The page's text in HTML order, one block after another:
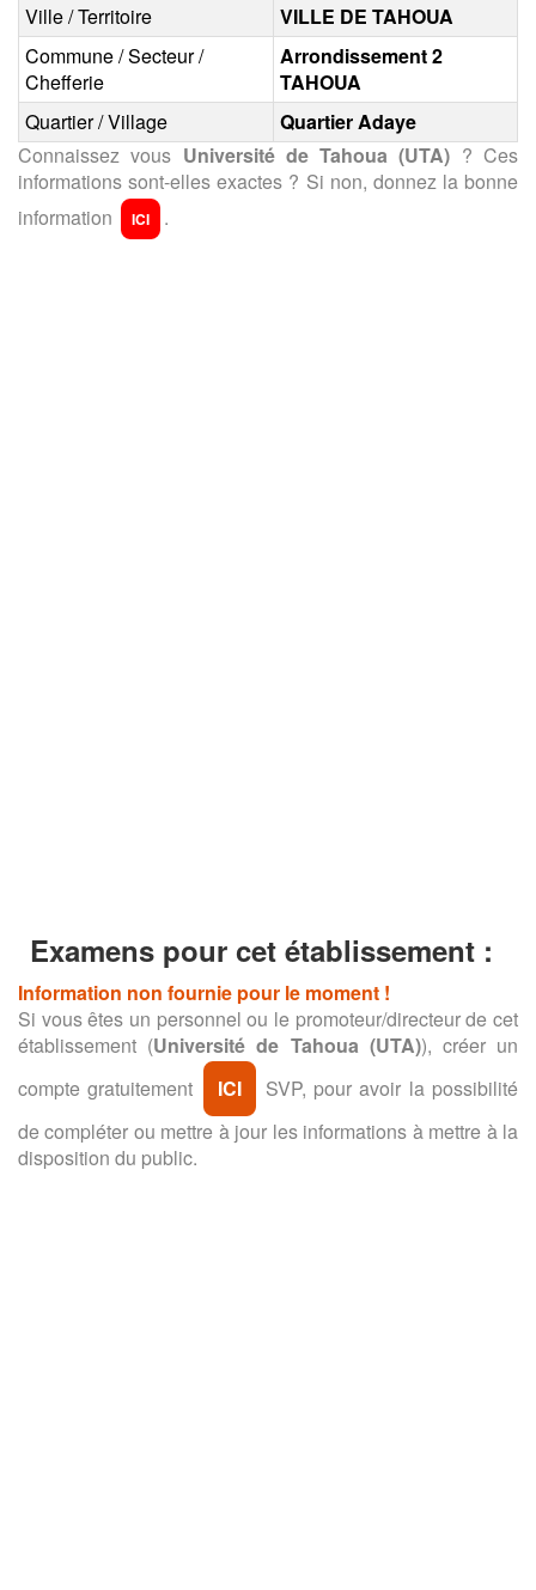
Ville / Territoire
VILLE DE TAHOUA
Commune / Secteur /
Chefferie
Arrondissement 2
TAHOUA
Quartier / Village
Quartier Adaye
Connaissez vous Université de Tahoua (UTA) ? Ces
informations sont-elles exactes ? Si non, donnez la bonne
information
ICI .
Examens pour cet établissement :
Information non fournie pour le moment !
Si vous êtes un personnel ou le promoteur/directeur de cet
établissement (Université de Tahoua (UTA)), créer un
compte gratuitement
ICI
SVP, pour avoir la possibilité
de compléter ou mettre à jour les informations à mettre à la
disposition du public.